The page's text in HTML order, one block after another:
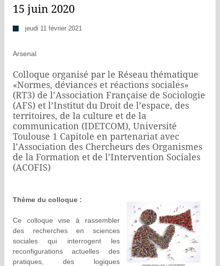
15 juin 2020
jeudi 11 février 2021
Arsenal
Colloque organisé par le Réseau thématique
«Normes, déviances et réactions sociales»
(RT3) de l’Association Française de Sociologie
(AFS) et l’Institut du Droit de l’espace, des
territoires, de la culture et de la
communication (IDETCOM), Université
Toulouse 1 Capitole en partenariat avec
l’Association des Chercheurs des Organismes
de la Formation et de l’Intervention Sociales
(ACOFIS)
Thème du colloque :
Ce colloque vise à rassembler
des recherches en sciences
sociales qui interrogent les
reconfigurations actuelles des
pratiques, des logiques